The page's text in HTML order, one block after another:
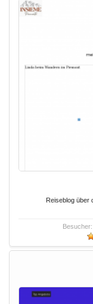
Reiseblog über
Besucher: